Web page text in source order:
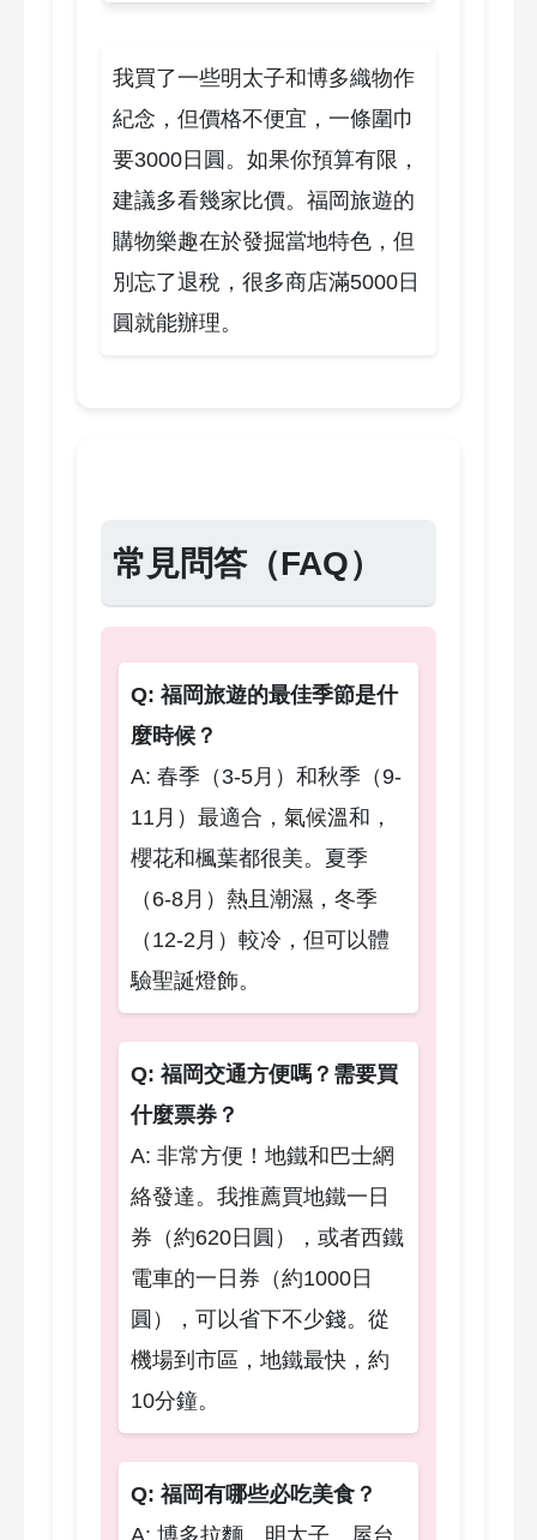
我買了一些明太子和博多織物作
紀念，但價格不便宜，一條圍巾
要3000日圓。如果你預算有限，
建議多看幾家比價。福岡旅遊的
購物樂趣在於發掘當地特色，但
別忘了退稅，很多商店滿5000日
圓就能辦理。
常見問答（FAQ）
Q: 福岡旅遊的最佳季節是什
麼時候？
A: 春季（3-5月）和秋季（9-
11月）最適合，氣候溫和，
櫻花和楓葉都很美。夏季
（6-8月）熱且潮濕，冬季
（12-2月）較冷，但可以體
驗聖誕燈飾。
Q: 福岡交通方便嗎？需要買
什麼票券？
A: 非常方便！地鐵和巴士網
絡發達。我推薦買地鐵一日
券（約620日圓），或者西鐵
電車的一日券（約1000日
圓），可以省下不少錢。從
機場到市區，地鐵最快，約
10分鐘。
Q: 福岡有哪些必吃美食？
A: 博多拉麵、明太子、屋台